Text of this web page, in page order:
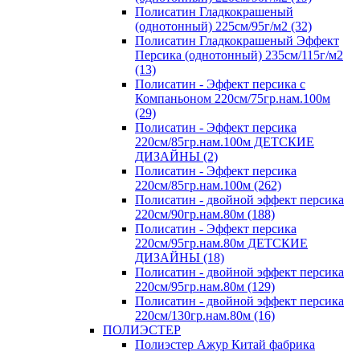
Полисатин Гладкокрашеный
(однотонный) 225см/95г/м2 (32)
Полисатин Гладкокрашеный Эффект
Персика (однотонный) 235см/115г/м2
(13)
Полисатин - Эффект персика с
Компаньоном 220см/75гр.нам.100м
(29)
Полисатин - Эффект персика
220см/85гр.нам.100м ДЕТСКИЕ
ДИЗАЙНЫ (2)
Полисатин - Эффект персика
220см/85гр.нам.100м (262)
Полисатин - двойной эффект персика
220см/90гр.нам.80м (188)
Полисатин - Эффект персика
220см/95гр.нам.80м ДЕТСКИЕ
ДИЗАЙНЫ (18)
Полисатин - двойной эффект персика
220см/95гр.нам.80м (129)
Полисатин - двойной эффект персика
220см/130гр.нам.80м (16)
ПОЛИЭСТЕР
Полиэстер Ажур Китай фабрика